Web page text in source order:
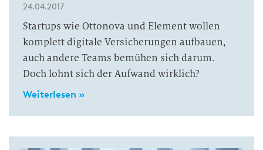
24.04.2017
Startups wie Ottonova und Element wollen
komplett digitale Versicherungen aufbauen,
auch andere Teams bemühen sich darum.
Doch lohnt sich der Aufwand wirklich?
Weiterlesen »